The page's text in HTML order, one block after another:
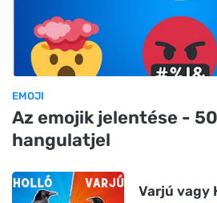
EMOJI
Az emojik jelentése -
hangulatjel
Varjú vagy